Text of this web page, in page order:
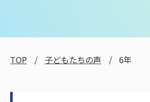
TOP 子どもたちの声 6年